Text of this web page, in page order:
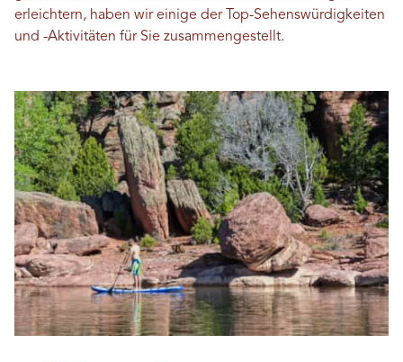
erleichtern, haben wir einige der Top-Sehenswürdigkeiten
und -Aktivitäten für Sie zusammengestellt.